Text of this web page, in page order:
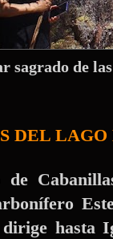
sagrado de
DEL LAGO
de
dirige hasta